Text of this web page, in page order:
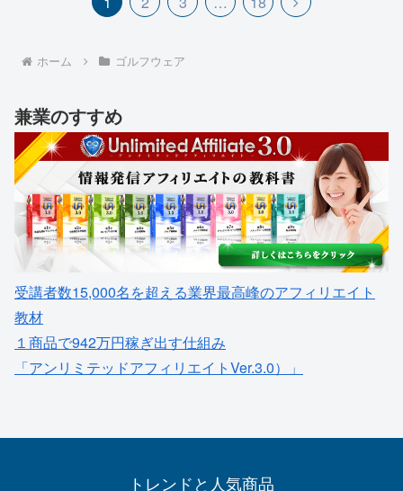
ホーム ゴルフウェア
兼業のすすめ
受講者数15,000名を超える業界最高峰のアフィリエイト
教材
１商品で942万円稼ぎ出す仕組み
「アンリミテッドアフィリエイトVer.3.0）」
トレンドと人気商品